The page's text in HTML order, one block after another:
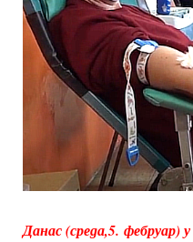
Данас (среда,5. фебруар)